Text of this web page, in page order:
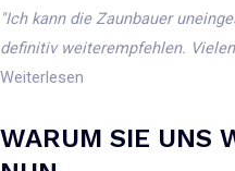
"Ich kann die Zaunbauer
definitiv weiterempfehlen.
Weiterlesen
WARUM SIE UNS